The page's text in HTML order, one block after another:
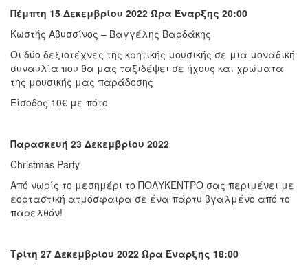
Πέμπτη 15 Δεκεμβρίου 2022 Ώρα Έναρξης 20:00
Κωστής Αβυσσίνος – Βαγγέλης Βαρδάκης
Οι δύο δεξιοτέχνες της κρητικής μουσικής σε μια μοναδική
συναυλία που θα μας ταξιδέψει σε ήχους και χρώματα
της μουσικής μας παράδοσης
Είσοδος 10€ με πότο
Παρασκευή 23 Δεκεμβρίου 2022
Christmas Party
Από νωρίς το μεσημέρι το ΠΟΛΥΚΕΝΤΡΟ σας περιμένει με
εορταστική ατμόσφαιρα σε ένα πάρτυ βγαλμένο από το
παρελθόν!
Τρίτη 27 Δεκεμβρίου 2022 Ώρα Έναρξης 18:00